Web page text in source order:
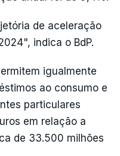
de aceleração
indica o BdP.
igualmente
ao consumo e
particulares
em relação a
de 33.500 milhões